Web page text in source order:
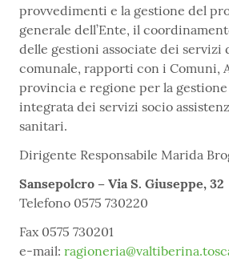
provvedimenti e la gestione del
generale dell’Ente, il
delle gestioni associate dei servizi
comunale, rapporti con i Comuni,
provincia e regione per la gestione
integrata dei servizi socio
sanitari.
Dirigente Responsabile Marida
Sansepolcro – Via S. Giuseppe, 32
Telefono 0575 730220
Fax 0575 730201
e-mail: